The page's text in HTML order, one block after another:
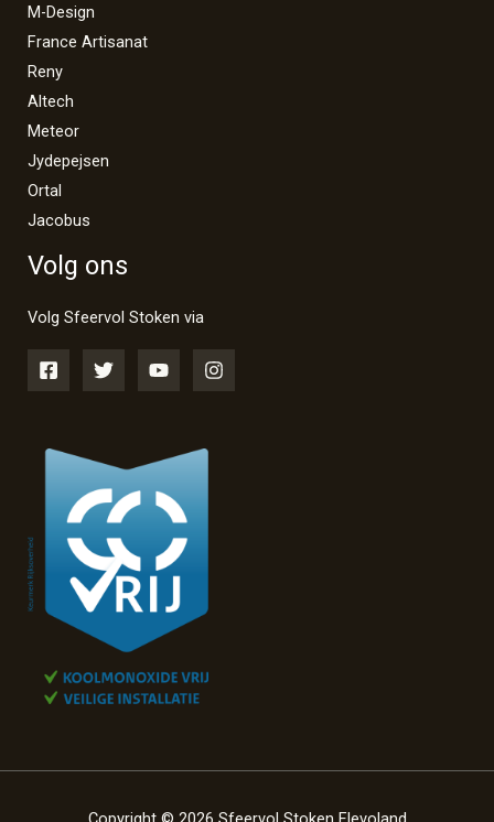
M-Design
France Artisanat
Reny
Altech
Meteor
Jydepejsen
Ortal
Jacobus
Volg ons
Volg Sfeervol Stoken via